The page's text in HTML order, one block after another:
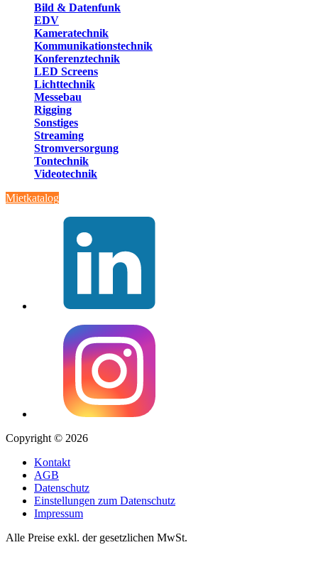
Bild & Datenfunk
EDV
Kameratechnik
Kommunikationstechnik
Konferenztechnik
LED Screens
Lichttechnik
Messebau
Rigging
Sonstiges
Streaming
Stromversorgung
Tontechnik
Videotechnik
Mietkatalog
Copyright © 2026
Kontakt
AGB
Datenschutz
Einstellungen zum Datenschutz
Impressum
Alle Preise exkl. der gesetzlichen MwSt.